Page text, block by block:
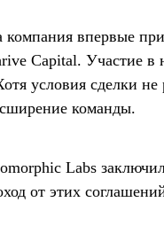
компания впервые
Capital. Участие в
условия сделки
команды.
Labs
от этих